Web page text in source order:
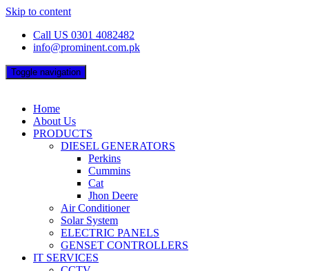
Skip to content
Call US 0301 4082482
info@prominent.com.pk
Toggle navigation
Home
About Us
PRODUCTS
DIESEL GENERATORS
Perkins
Cummins
Cat
Jhon Deere
Air Conditioner
Solar System
ELECTRIC PANELS
GENSET CONTROLLERS
IT SERVICES